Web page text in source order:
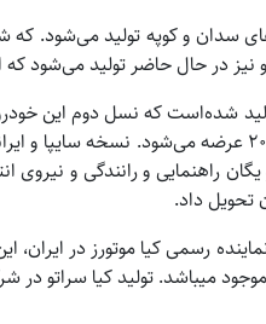
در حال حاضر تولید می‌شود که
شده‌است که نسل دوم این
دستی ۱۶۰۰ و اتومات ۲۰۰۰ عرضه می‌شود.
تحویل داد.
رسمی کیا موتورز در ایران،